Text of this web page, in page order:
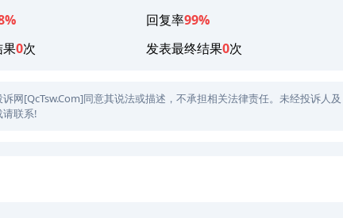
回复率99%
果0次 发表最终结果0次
网[QcTsw.Com]同意其说法或描述，不承担相关法律责任。未经投诉人及
联系!